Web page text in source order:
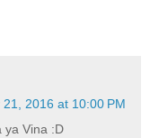
21, 2016 at 10:00 PM
ya Vina :D